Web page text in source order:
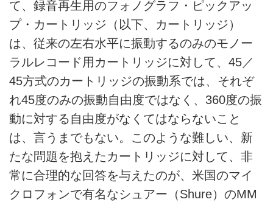
て、録音再生用のフォノグラフ・ピックアッ
プ・カートリッジ（以下、カートリッジ）
は、従来の左右水平に振動するのみのモノー
ラルレコード用カートリッジに対して、45／
45方式のカートリッジの振動系では、それぞ
れ45度のみの振動自由度ではなく、360度の振
動に対する自由度がなくてはならないこと
は、言うまでもない。このような難しい、新
たな問題を抱えたカートリッジに対して、非
常に合理的な回答を与えたのが、米国のマイ
クロフォンで有名なシュアー（Shure）のMM